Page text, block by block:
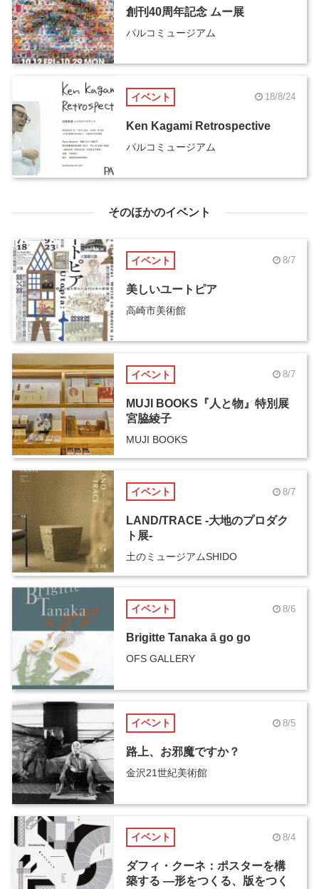
創刊40周年記念 ムー展
パルコミュージアム
イベント 18/8/24
Ken Kagami Retrospective
パルコミュージアム
そのほかのイベント
イベント 8/7
美しいユートピア
高崎市美術館
イベント 8/7
MUJI BOOKS『人と物』特別展
宮脇綾子
MUJI BOOKS
イベント 8/7
LAND/TRACE -大地のプロダク
ト展-
土のミュージアムSHIDO
イベント 8/6
Brigitte Tanaka ā go go
OFS GALLERY
イベント 8/5
路上、お邪魔ですか？
金沢21世紀美術館
イベント 8/4
ダフィ・クーネ：ポスターを構
築する ―形をつくる、版をつく